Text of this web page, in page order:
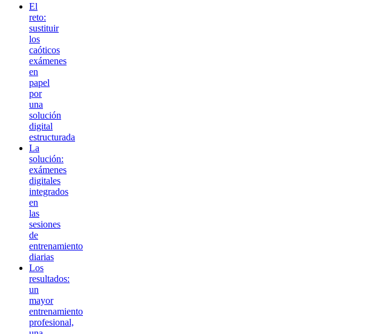
El
reto:
sustituir
los
caóticos
exámenes
en
papel
por
una
solución
digital
estructurada
La
solución:
exámenes
digitales
integrados
en
las
sesiones
de
entrenamiento
diarias
Los
resultados:
un
mayor
entrenamiento
profesional,